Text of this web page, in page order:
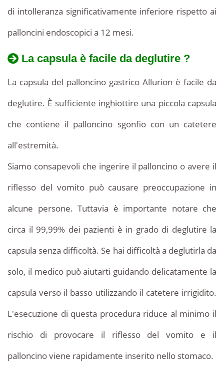
di intolleranza significativamente inferiore rispetto ai
palloncini endoscopici a 12 mesi.
La capsula è facile da deglutire ?
La capsula del palloncino gastrico Allurion è facile da
deglutire. È sufficiente inghiottire una piccola capsula
che contiene il palloncino sgonfio con un catetere
all'estremità.
Siamo consapevoli che ingerire il palloncino o avere il
riflesso del vomito può causare preoccupazione in
alcune persone. Tuttavia è importante notare che
circa il 99,99% dei pazienti è in grado di deglutire la
capsula senza difficoltà. Se hai difficoltà a deglutirla da
solo, il medico può aiutarti guidando delicatamente la
capsula verso il basso utilizzando il catetere irrigidito.
L'esecuzione di questa procedura riduce al minimo il
rischio di provocare il riflesso del vomito e il
palloncino viene rapidamente inserito nello stomaco.